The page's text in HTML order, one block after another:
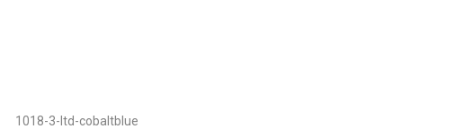
1018-3-ltd-cobaltblue